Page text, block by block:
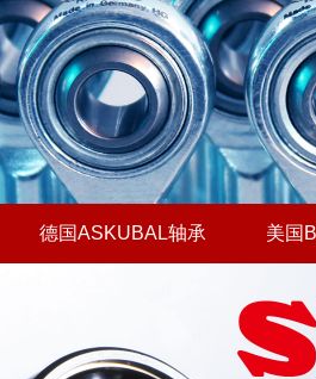
德国ASKUBAL轴承 美国